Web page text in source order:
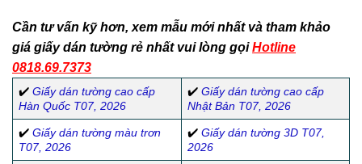
Cần tư vấn kỹ hơn, xem mẫu mới nhất và tham khảo
giá giấy dán tường rẻ nhất vui lòng gọiHotline
0818.69.7373
✔️Giấy dán tường cao cấp
Hàn Quốc T07, 2026
✔️Giấy dán tường cao cấp
Nhật Bản T07, 2026
✔️Giấy dán tường màu trơn
T07, 2026
✔️Giấy dán tường 3D T07,
2026